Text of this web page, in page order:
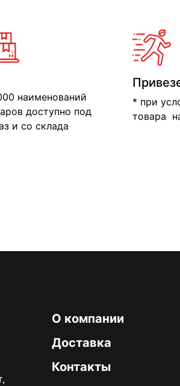
наименований
доступно под
и со склада
* при
товара
О компании
Доставка
Контакты